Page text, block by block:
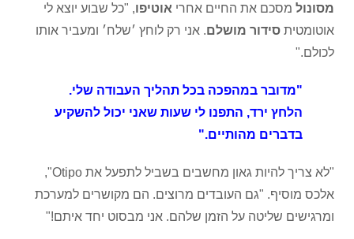
מסונולמסכם את החיים אחרי אוטיפו, "כל שבוע יוצא לי
אוטומטית סידור מושלם. אני רק לוחץ ׳שלח׳ ומעביר אותו
לכולם."
"מדובר במהפכה בכל תהליך העבודה שלי.
הלחץ ירד, התפנו לי שעות שאני יכול להשקיע
בדברים מהותיים."
"לא צריך להיות גאון מחשבים בשביל לתפעל את Otipo",
אלכס מוסיף. "גם העובדים מרוצים. הם מקושרים למערכת
ומרגישים שליטה על הזמן שלהם. אני מבסוט יחד איתם!"